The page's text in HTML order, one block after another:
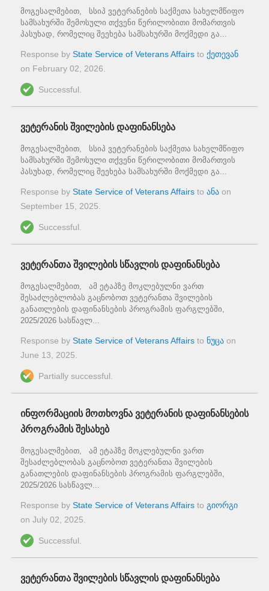
მოგესალმებით, სსიპ ვეტერანების საქმეთა სახელმწიფო
სამსახურში შემოსული თქვენი წერილობითი მომართვის
პასუხად, რომელიც შეეხება სამსახურში მოქმედი გა...
Response by State Service of Veterans Affairs to ქეთევან
on February 02, 2026
Successful.
ვეტერანის შვილების დაფინანსება
მოგესალმებით, სსიპ ვეტერანების საქმეთა სახელმწიფო
სამსახურში შემოსული თქვენი წერილობითი მომართვის
პასუხად, რომელიც შეეხება სამსახურში მოქმედი გა...
Response by State Service of Veterans Affairs to ანა on
September 15, 2025
Successful.
ვეტერანთა შვილების სწავლის დაფინანსება
მოგესალმებით, ამ ეტაპზე მოკლებულნი ვართ
შესაძლებლობას გაცნობოთ ვეტერანთა შვილების
განათლების დაფინანსების პროგრამის ფარგლებში,
2025/2026 სასწავლ...
Response by State Service of Veterans Affairs to ნუცა on
June 13, 2025
Partially successful.
ინფორმაციის მოთხოვნა ვეტერანის დაფინანსების
პროგრამის შესახებ
მოგესალმებით, ამ ეტაპზე მოკლებულნი ვართ
შესაძლებლობას გაცნობოთ ვეტერანთა შვილების
განათლების დაფინანსების პროგრამის ფარგლებში,
2025/2026 სასწავლ...
Response by State Service of Veterans Affairs to გიორგი
on July 02, 2025
Successful.
ვეტერანთა შვილების სწავლის დაფინანსება